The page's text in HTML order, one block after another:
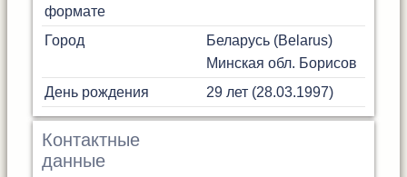
формате
Город
Беларусь (Belarus)
Минская обл. Борисов
День рождения
29 лет (28.03.1997)
Контактные
данные